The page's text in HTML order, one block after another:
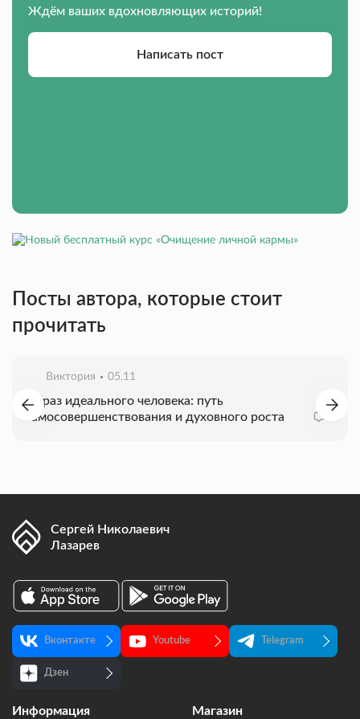
Ждём ваших вдохновляющих историй!
Написать пост
Посты автора, которые стоит
прочитать
Виктория 05.11
Образ идеального человека: путь
самосовершенствования и духовного роста
Сергей Николаевич
Лазарев
Вконтакте Youtube Telegram
Дзен
Информация Магазин